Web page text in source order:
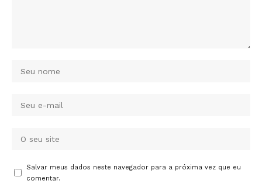
Salvar meus dados neste navegador para a próxima vez que eu
comentar.